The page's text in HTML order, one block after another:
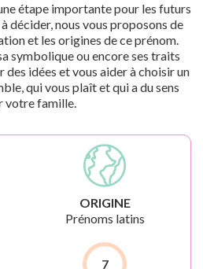
étape importante pour les futurs
décider, nous vous proposons de
et les origines de ce prénom.
symbolique ou encore ses traits
des idées et vous aider à choisir un
qui vous plaît et qui a du sens
votre famille.
ORIGINE
Prénoms latins
7